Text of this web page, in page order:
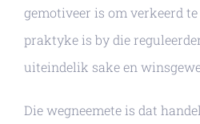
gemotiveer is om verkeerd
praktyke is by die
uiteindelik sake en
Die wegneemete is dat